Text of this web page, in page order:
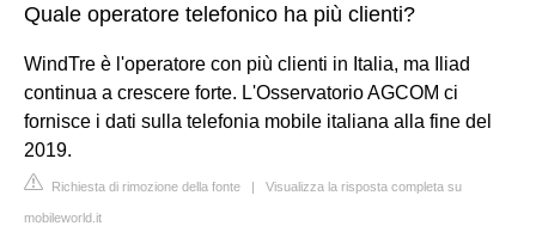
Quale operatore telefonico ha più clienti?
WindTre è l'operatore con più clienti in Italia, ma Iliad
continua a crescere forte. L'Osservatorio AGCOM ci
fornisce i dati sulla telefonia mobile italiana alla fine del
2019.
Richiesta di rimozione della fonte | Visualizza la risposta completa su
mobileworld.it